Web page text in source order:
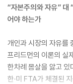
“자본주의와 자유” 대
어야 하는가
개인과 시장의 자유를
프리드먼의 이론의 실
한차례 몸살을 앓고 있
한·미 FTA가 체결된 지